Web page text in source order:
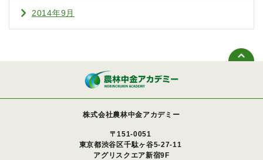
2014年9月
株式会社農林中金アカデミー
〒151-0051
東京都渋谷区千駄ヶ谷5-27-11
アグリスクエア新宿9F